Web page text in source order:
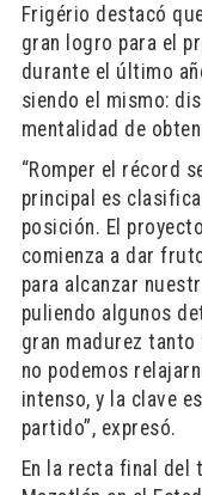
Frigério destacó
gran logro para el
durante el último
siendo el mismo:
mentalidad de
“Romper el récord
principal es
posición. El
comienza a dar
para alcanzar
puliendo algunos
gran madurez
no podemos
intenso, y la clave
partido”, expresó.
En la recta final del